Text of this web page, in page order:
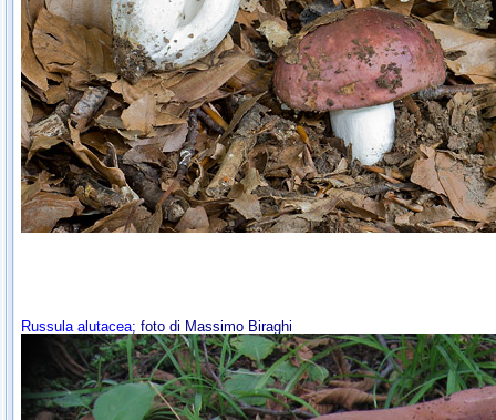
Russula alutacea; foto di Massimo Biraghi